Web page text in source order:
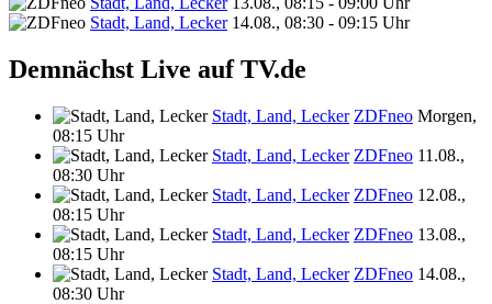
Stadt, Land, Lecker 14.08., 08:30 - 09:15 Uhr
Demnächst Live auf TV.de
Stadt, Land, Lecker ZDFneo Morgen,
08:15 Uhr
Stadt, Land, Lecker ZDFneo 11.08.,
08:30 Uhr
Stadt, Land, Lecker ZDFneo 12.08.,
08:15 Uhr
Stadt, Land, Lecker ZDFneo 13.08.,
08:15 Uhr
Stadt, Land, Lecker ZDFneo 14.08.,
08:30 Uhr